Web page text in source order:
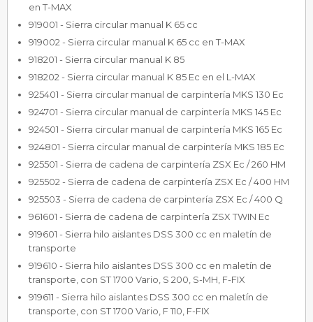
en T-MAX
919001 - Sierra circular manual K 65 cc
919002 - Sierra circular manual K 65 cc en T-MAX
918201 - Sierra circular manual K 85
918202 - Sierra circular manual K 85 Ec en el L-MAX
925401 - Sierra circular manual de carpintería MKS 130 Ec
924701 - Sierra circular manual de carpintería MKS 145 Ec
924501 - Sierra circular manual de carpintería MKS 165 Ec
924801 - Sierra circular manual de carpintería MKS 185 Ec
925501 - Sierra de cadena de carpintería ZSX Ec / 260 HM
925502 - Sierra de cadena de carpintería ZSX Ec / 400 HM
925503 - Sierra de cadena de carpintería ZSX Ec / 400 Q
961601 - Sierra de cadena de carpintería ZSX TWIN Ec
919601 - Sierra hilo aislantes DSS 300 cc en maletín de
transporte
919610 - Sierra hilo aislantes DSS 300 cc en maletín de
transporte, con ST 1700 Vario, S 200, S-MH, F-FIX
919611 - Sierra hilo aislantes DSS 300 cc en maletín de
transporte, con ST 1700 Vario, F 110, F-FIX